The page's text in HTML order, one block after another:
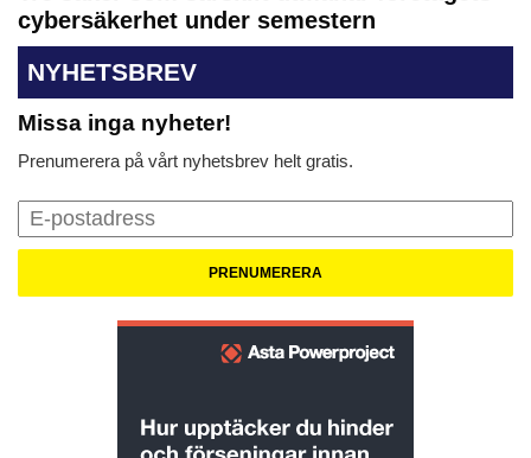
cybersäkerhet under semestern
NYHETSBREV
Missa inga nyheter!
Prenumerera på vårt nyhetsbrev helt gratis.